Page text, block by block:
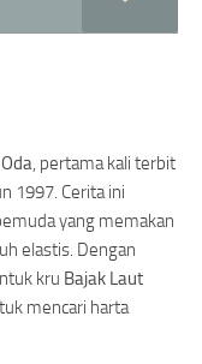
, pertama kali terbit
1997. Cerita ini
yang memakan
elastis. Dengan
kru Bajak Laut
mencari harta